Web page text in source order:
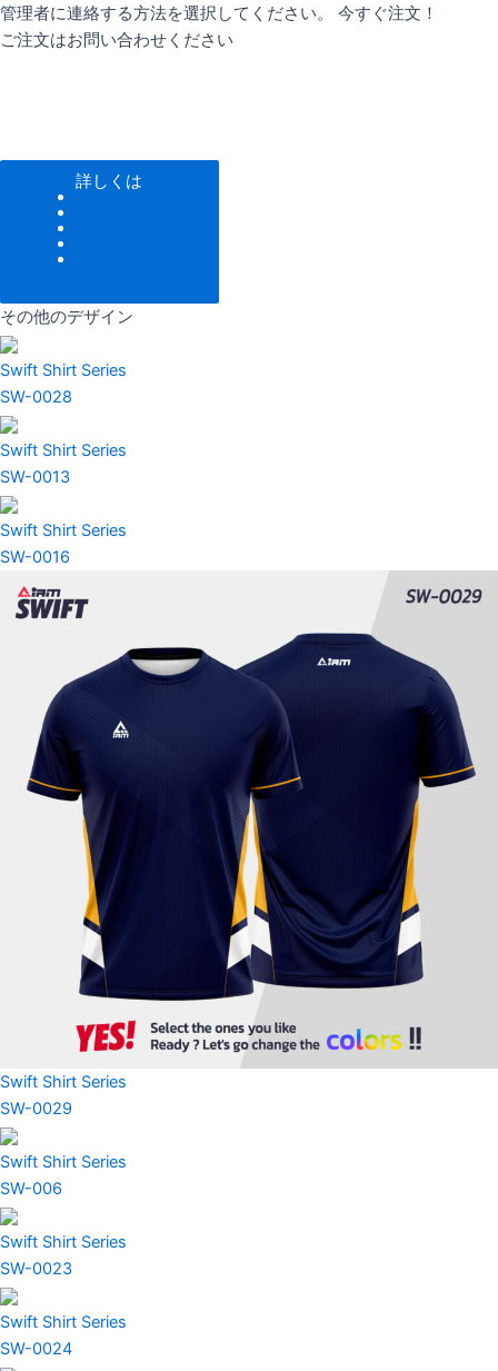
管理者に連絡する方法を選択してください。 今すぐ注文！
ご注文はお問い合わせください
詳しくは
色調
その他のデザイン
Swift Shirt Series
SW-0028
Swift Shirt Series
SW-0013
Swift Shirt Series
SW-0016
Swift Shirt Series
SW-0029
Swift Shirt Series
SW-006
Swift Shirt Series
SW-0023
Swift Shirt Series
SW-0024